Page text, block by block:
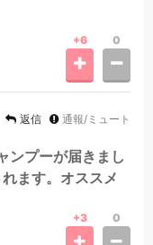
+6 0
返信 通報/ミュート
ンプーが届きまし
ます。オススメ
+3 0